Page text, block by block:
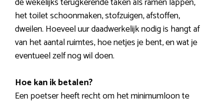
het toilet schoonmaken, stofzuigen, afstoffen,
dweilen. Hoeveel uur daadwerkelijk nodig is hangt af
van het aantal ruimtes, hoe netjes je bent, en wat je
eventueel zelf nog wil doen.
Hoe kan ik betalen?
Een poetser heeft recht om het minimumloon te